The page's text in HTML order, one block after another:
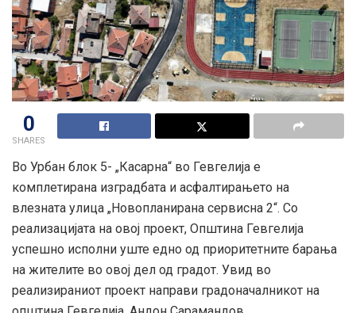
0
SHARES
Во Урбан блок 5- „Касарна“ во Гевгелија е
комплетирана изградбата и асфалтирањето на
влезната улица „Новопланирана сервисна 2“. Со
реализацијата на овој проект, Општина Гевгелија
успешно исполни уште едно од приоритетните барања
на жителите во овој дел од градот. Увид во
реализираниот проект направи градоначалникот на